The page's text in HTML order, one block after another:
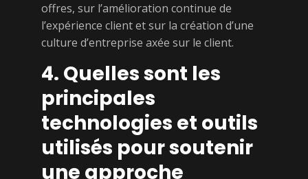
offres, sur l’amélioration continue de
l’expérience client et sur la création d’une
culture d’entreprise axée sur le client.
4. Quelles sont les
principales
technologies et outils
utilisés pour soutenir
une approche